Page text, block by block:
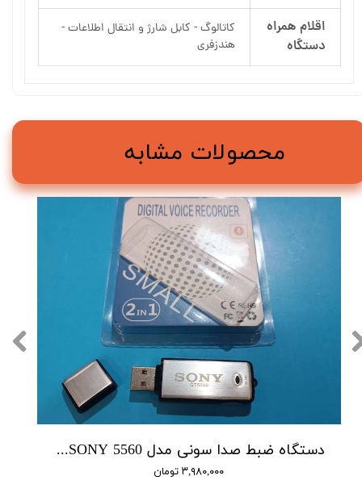
اقلام همراه
دستگاه
کاتالوگ - کابل شارژ و انتقال اطلاعات -
هندزفری
دستگاه ضبط صدا سونی مدل SONY 5560 - حافظه 16 گیگابایت
۳,۹۸۰,۰۰۰ تومان
محصولات مشابه